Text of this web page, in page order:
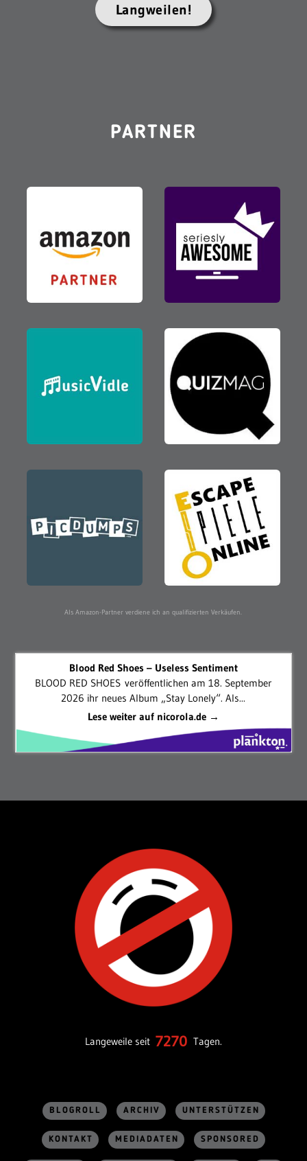
Langweilen!
PARTNER
Als Amazon-Partner verdiene ich an qualifizierten Verkäufen.
Blood Red Shoes – Useless Sentiment
BLOOD RED SHOES veröffentlichen am 18. September
2026 ihr neues Album „Stay Lonely“. Als...
Lese weiter auf nicorola.de →
Langeweile seit 7270 Tagen.
BLOGROLL ARCHIV UNTERSTÜTZEN
KONTAKT MEDIADATEN SPONSORED